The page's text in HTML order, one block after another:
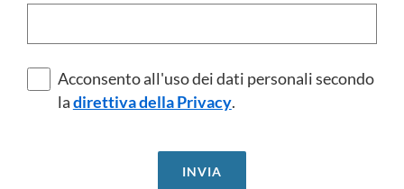
Acconsento all'uso dei dati personali secondo
ladirettiva della Privacy.